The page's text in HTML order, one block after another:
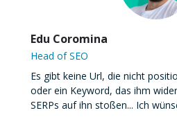
Edu Coromina
Head of SEO
Es gibt keine Url, die nicht
oder ein Keyword, das ihm
SERPs auf ihn stoßen... Ich